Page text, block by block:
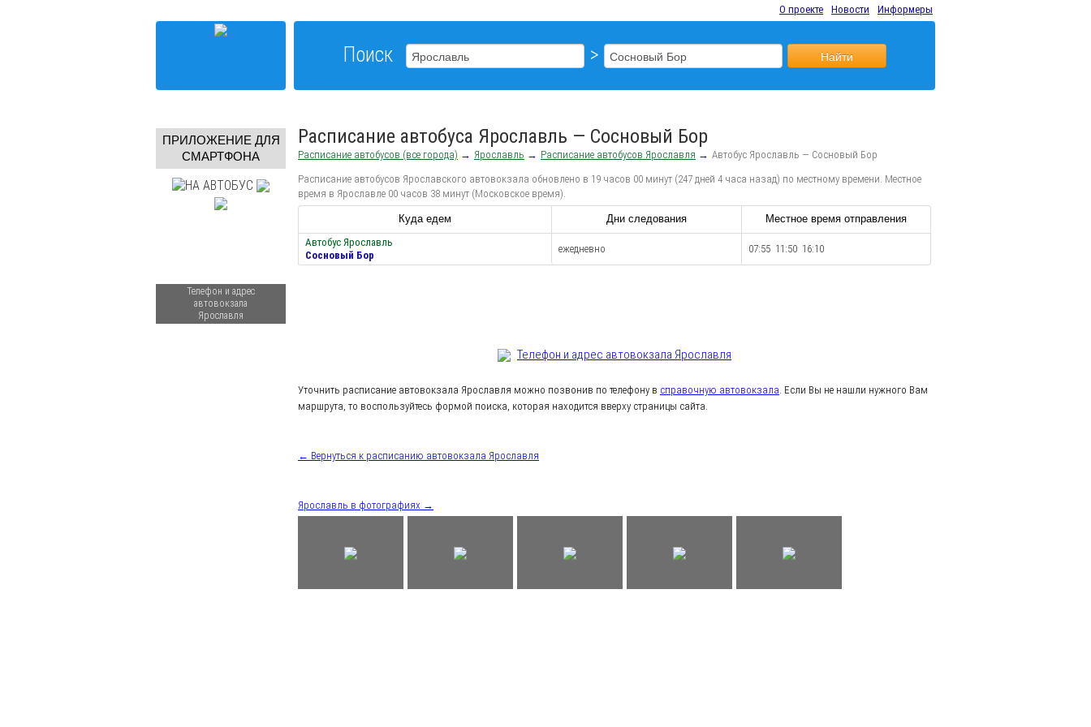
О проекте Новости Информеры
Поиск > Найти
ПРИЛОЖЕНИЕ ДЛЯ
СМАРТФОНА
Телефон и адрес
автовокзала
Ярославля
Расписание автобуса Ярославль — Сосновый Бор
Расписание автобусов (все города) → Ярославль → Расписание автобусов Ярославля → Автобус Ярославль — Сосновый Бор
Расписание автобусов Ярославского автовокзала обновлено в 19 часов 00 минут (247 дней 4 часа назад) по местному времени. Местное
время в Ярославле 00 часов 38 минут (Московское время).
Куда едем Дни следования
Местное время отправления
Автобус Ярославль
Сосновый Бор
ежедневно 07:55 11:50 16:10
Телефон и адрес aвтовокзала Ярославля
Уточнить расписание автовокзала Ярославля можно позвонив по телефону в справочную автовокзала. Если Вы не нашли нужного Вам
маршрута, то воспользуйтесь формой поиска, которая находится вверху страницы сайта.
← Вернуться к расписанию автовокзала Ярославля
Ярославль в фотографиях →